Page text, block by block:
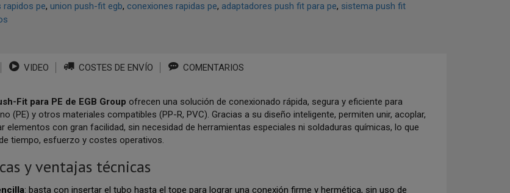
pe union push-fit egb conexiones rapidas pe adaptadores push fit para pe sistema push fit
VIDEO COSTES DE ENVÍO COMENTARIOS
Fit para PE de EGB Group ofrecen una solución de conexionado rápida, segura y eficiente para
(PE) y otros materiales compatibles (PP-R, PVC). Gracias a su diseño inteligente, permiten unir, acoplar,
elementos con gran facilidad, sin necesidad de herramientas especiales ni soldaduras químicas, lo que
tiempo, esfuerzo y costes operativos.
y ventajas técnicas
: basta con insertar el tubo hasta el tope para lograr una conexión firme y hermética, sin uso de